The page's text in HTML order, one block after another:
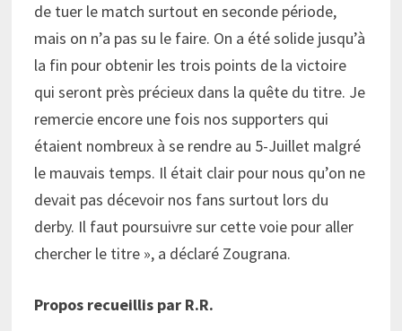
de tuer le match surtout en seconde période,
mais on n’a pas su le faire. On a été solide jusqu’à
la fin pour obtenir les trois points de la victoire
qui seront près précieux dans la quête du titre. Je
remercie encore une fois nos supporters qui
étaient nombreux à se rendre au 5-Juillet malgré
le mauvais temps. Il était clair pour nous qu’on ne
devait pas décevoir nos fans surtout lors du
derby. Il faut poursuivre sur cette voie pour aller
chercher le titre », a déclaré Zougrana.
Propos recueillis par R.R.